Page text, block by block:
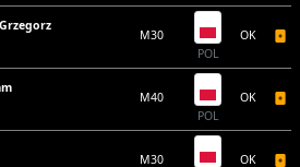
M30
POL
OK
M40
POL
OK
M30
OK